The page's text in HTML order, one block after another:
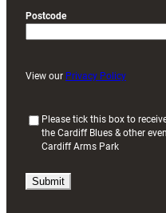
Postcode
View our Privacy Policy
i
Please tick this box to
the Cardiff Blues & other
Cardiff Arms Park